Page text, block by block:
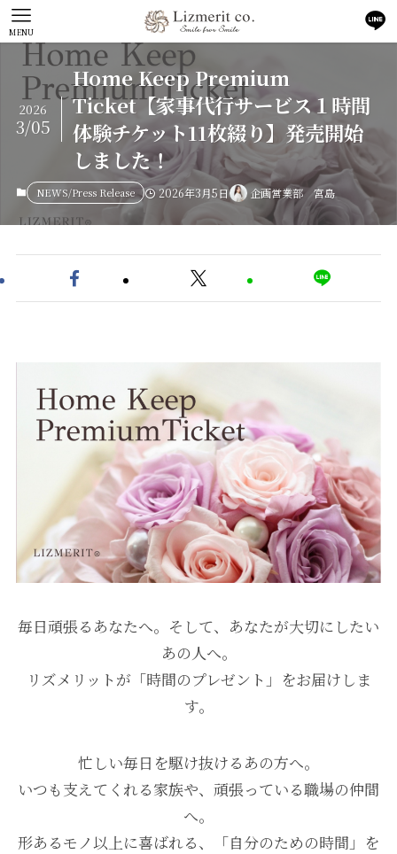
MENU
Home Keep Premium
Ticket【家事代行サービス１時間
体験チケット11枚綴り】発売開始
しました！
2026
3/05
NEWS/Press Release 2026年3月5日 企画営業部 宮島
毎日頑張るあなたへ。そして、あなたが大切にしたい
あの人へ。
リズメリットが「時間のプレゼント」をお届けしま
す。
忙しい毎日を駆け抜けるあの方へ。
いつも支えてくれる家族や、頑張っている職場の仲間
へ。
形あるモノ以上に喜ばれる、「自分のための時間」を